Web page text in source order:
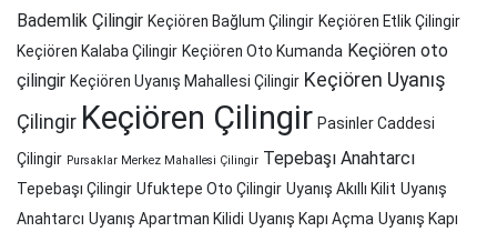
Bademlik Çilingir Keçiören Bağlum Çilingir Keçiören Etlik Çilingir
Keçiören Kalaba Çilingir Keçiören Oto Kumanda Keçiören oto
çilingir Keçiören Uyanış Mahallesi Çilingir Keçiören Uyanış
Çilingir Keçiören Çilingir Pasinler Caddesi
Çilingir Pursaklar Merkez Mahallesi Çilingir Tepebaşı Anahtarcı
Tepebaşı Çilingir Ufuktepe Oto Çilingir Uyanış Akıllı Kilit Uyanış
Anahtarcı Uyanış Apartman Kilidi Uyanış Kapı Açma Uyanış Kapı